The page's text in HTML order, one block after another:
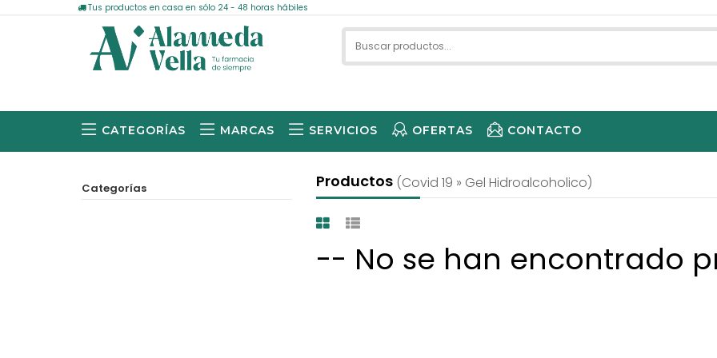
Tus productos en casa en sólo 24 - 48 horas hábiles
CATEGORÍAS MARCAS SERVICIOS OFERTAS CONTACTO
Productos (covid 19 » Gel Hidroalcoholico)
-- No se han encontrado
Categorías